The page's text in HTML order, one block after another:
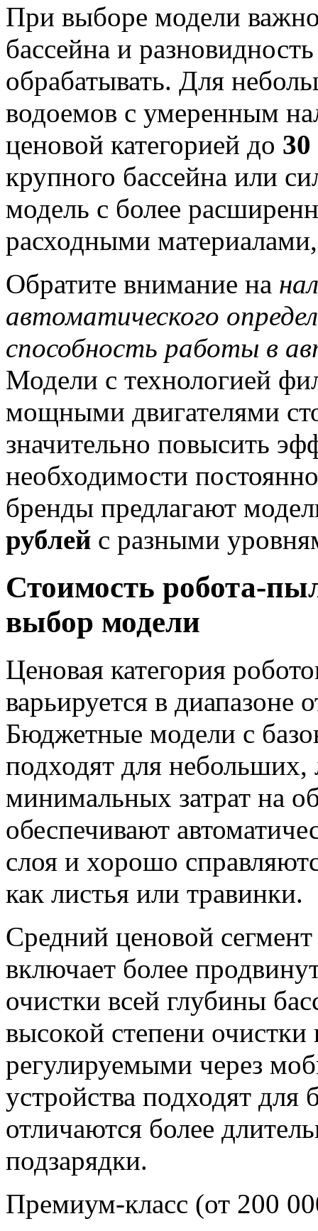
При выборе модели
бассейна и
обрабатывать. Для
водоемов с умеренным
ценовой категорией до 30
крупного бассейна или
модель с более
расходными
Обратите внимание на
автоматического
способность работы в
Модели с технологией
мощными двигателями
значительно повысить
необходимости
бренды предлагают
рублей с разными
Стоимость робота-
выбор модели
Ценовая категория
варьируется в диапазоне
Бюджетные модели с
подходят для небольших,
минимальных затрат на
обеспечивают
слоя и хорошо
как листья или травинки.
Средний ценовой
включает более
очистки всей глубины
высокой степени
регулируемыми через
устройства подходят для
отличаются более
подзарядки.
Премиум-класс (от 200